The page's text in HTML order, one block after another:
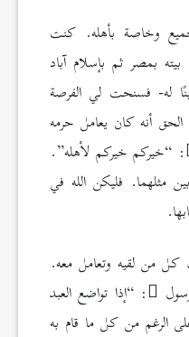
وخاصة بأهله. كنت
بمصر ثم بإسلام آباد
له- فسنحت لي الفرصة
أنه كان يعامل حرمه
: “خيركم خيركم لأهله”.
مثلهما. فليكن الله في
كل من لقيه وتعامل معه.
: “إذا تواضع العبد
الرغم من كل ما قام به